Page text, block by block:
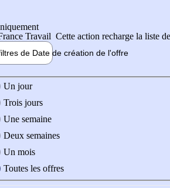
Travail Cette action recharge la liste
de Date de création de l'offre
de l'offre
Un jour
Trois jours
Une semaine
Deux semaines
Un mois
Toutes les offres